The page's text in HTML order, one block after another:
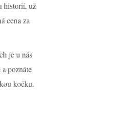
historií, už
cena za
je u nás
poznáte
kočku.